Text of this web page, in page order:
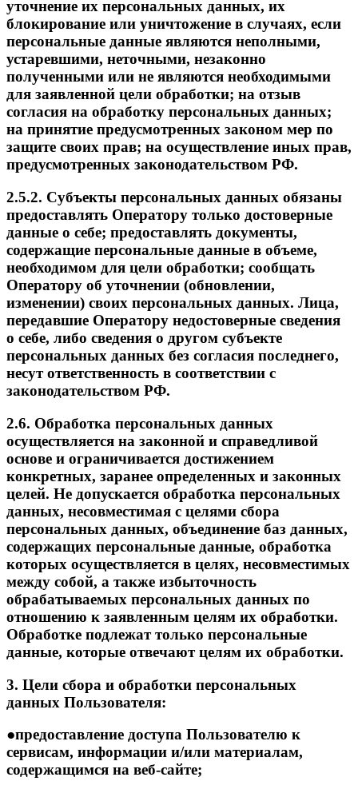
уточнение их персональных данных, их
блокирование или уничтожение в случаях, если
персональные данные являются неполными,
устаревшими, неточными, незаконно
полученными или не являются необходимыми
для заявленной цели обработки; на отзыв
согласия на обработку персональных данных;
на принятие предусмотренных законом мер по
защите своих прав; на осуществление иных прав,
предусмотренных законодательством РФ.
2.5.2. Субъекты персональных данных обязаны
предоставлять Оператору только достоверные
данные о себе; предоставлять документы,
содержащие персональные данные в объеме,
необходимом для цели обработки; сообщать
Оператору об уточнении (обновлении,
изменении) своих персональных данных. Лица,
передавшие Оператору недостоверные сведения
о себе, либо сведения о другом субъекте
персональных данных без согласия последнего,
несут ответственность в соответствии с
законодательством РФ.
2.6. Обработка персональных данных
осуществляется на законной и справедливой
основе и ограничивается достижением
конкретных, заранее определенных и законных
целей. Не допускается обработка персональных
данных, несовместимая с целями сбора
персональных данных, объединение баз данных,
содержащих персональные данные, обработка
которых осуществляется в целях, несовместимых
между собой, а также избыточность
обрабатываемых персональных данных по
отношению к заявленным целям их обработки.
Обработке подлежат только персональные
данные, которые отвечают целям их обработки.
3. Цели сбора и обработки персональных
данных Пользователя:
●предоставление доступа Пользователю к
сервисам, информации и/или материалам,
содержащимся на веб-сайте;